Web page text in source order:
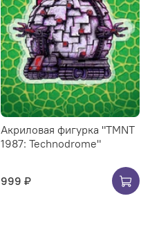
Акриловая фигурка "TMNT
1987: Technodrome"
999 ₽